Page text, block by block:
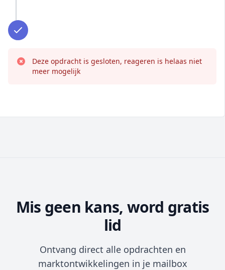
Deze opdracht is gesloten, reageren is helaas niet
meer mogelijk
Mis geen kans, word gratis
lid
Ontvang direct alle opdrachten en
marktontwikkelingen in je mailbox